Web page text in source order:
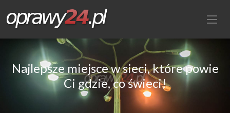
Najlepsze miejsce w sieci, które powie
Ci gdzie, co świeci!